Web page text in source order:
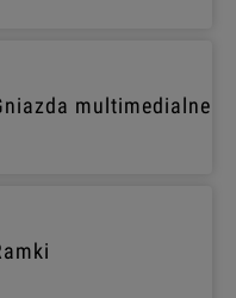
multimedialne